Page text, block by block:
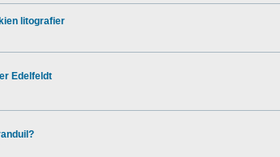
litografier
Edelfeldt